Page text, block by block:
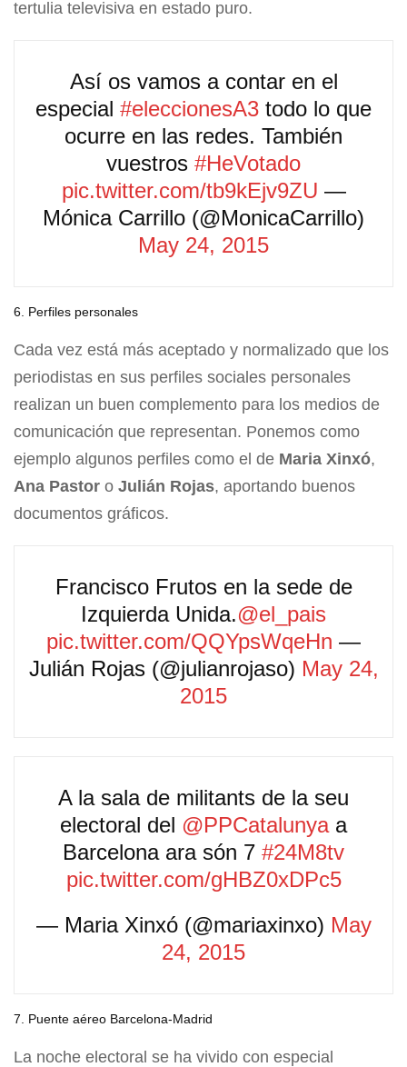
tertulia televisiva en estado puro.
Así os vamos a contar en el
especial #eleccionesA3 todo lo que
ocurre en las redes. También
vuestros #HeVotado
pic.twitter.com/tb9kEjv9ZU —
Mónica Carrillo (@MonicaCarrillo)
May 24, 2015
6. Perfiles personales
Cada vez está más aceptado y normalizado que los
periodistas en sus perfiles sociales personales
realizan un buen complemento para los medios de
comunicación que representan. Ponemos como
ejemplo algunos perfiles como el de Maria Xinxó,
Ana Pastor o Julián Rojas, aportando buenos
documentos gráficos.
Francisco Frutos en la sede de
Izquierda Unida.@el_pais
pic.twitter.com/QQYpsWqeHn —
Julián Rojas (@julianrojaso) May 24,
2015
A la sala de militants de la seu
electoral del @PPCatalunyaa
Barcelona ara són 7 #24M8tv
pic.twitter.com/gHBZ0xDPc5
— Maria Xinxó (@mariaxinxo) May
24, 2015
7. Puente aéreo Barcelona-Madrid
La noche electoral se ha vivido con especial